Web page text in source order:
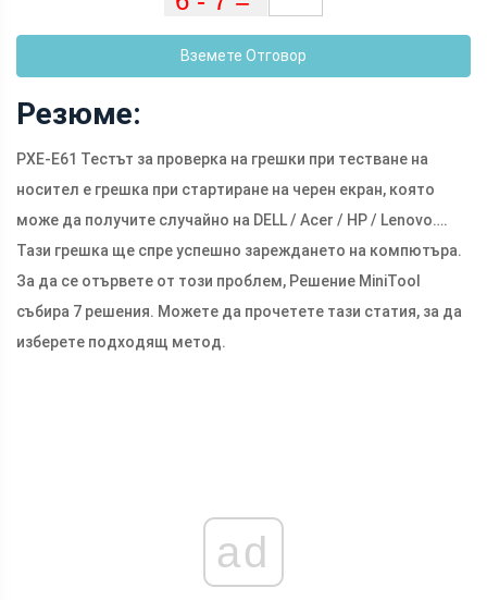
Вземете Отговор
Резюме:
PXE-E61 Тестът за проверка на грешки при тестване на
носител е грешка при стартиране на черен екран, която
може да получите случайно на DELL / Acer / HP / Lenovo….
Тази грешка ще спре успешно зареждането на компютъра.
За да се отървете от този проблем, Решение MiniTool
събира 7 решения. Можете да прочетете тази статия, за да
изберете подходящ метод.
ad